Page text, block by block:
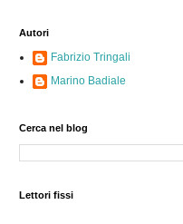
Autori
Fabrizio Tringali
Marino Badiale
Cerca nel blog
Lettori fissi